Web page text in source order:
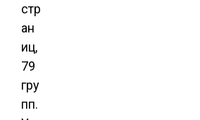
стр
ан
иц,
79
гру
пп.